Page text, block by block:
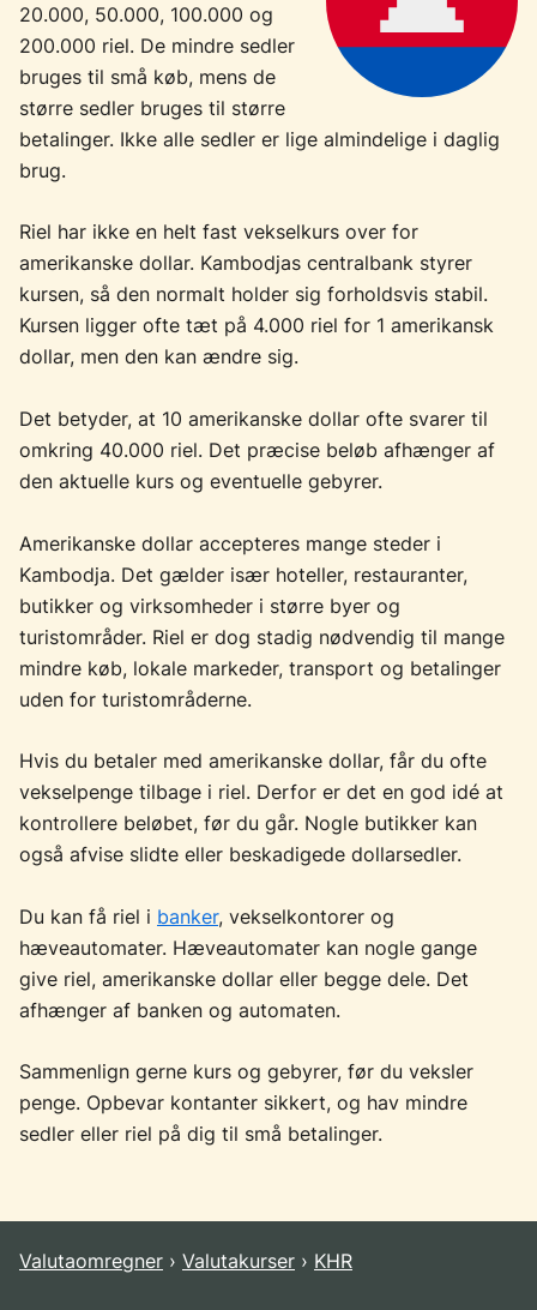
20.000, 50.000, 100.000 og
200.000 riel. De mindre sedler
bruges til små køb, mens de
større sedler bruges til større
betalinger. Ikke alle sedler er lige almindelige i daglig
brug.
Riel har ikke en helt fast vekselkurs over for
amerikanske dollar. Kambodjas centralbank styrer
kursen, så den normalt holder sig forholdsvis stabil.
Kursen ligger ofte tæt på 4.000 riel for 1 amerikansk
dollar, men den kan ændre sig.
Det betyder, at 10 amerikanske dollar ofte svarer til
omkring 40.000 riel. Det præcise beløb afhænger af
den aktuelle kurs og eventuelle gebyrer.
Amerikanske dollar accepteres mange steder i
Kambodja. Det gælder især hoteller, restauranter,
butikker og virksomheder i større byer og
turistområder. Riel er dog stadig nødvendig til mange
mindre køb, lokale markeder, transport og betalinger
uden for turistområderne.
Hvis du betaler med amerikanske dollar, får du ofte
vekselpenge tilbage i riel. Derfor er det en god idé at
kontrollere beløbet, før du går. Nogle butikker kan
også afvise slidte eller beskadigede dollarsedler.
Du kan få riel i banker, vekselkontorer og
hæveautomater. Hæveautomater kan nogle gange
give riel, amerikanske dollar eller begge dele. Det
afhænger af banken og automaten.
Sammenlign gerne kurs og gebyrer, før du veksler
penge. Opbevar kontanter sikkert, og hav mindre
sedler eller riel på dig til små betalinger.
Valutaomregner Valutakurser KHR